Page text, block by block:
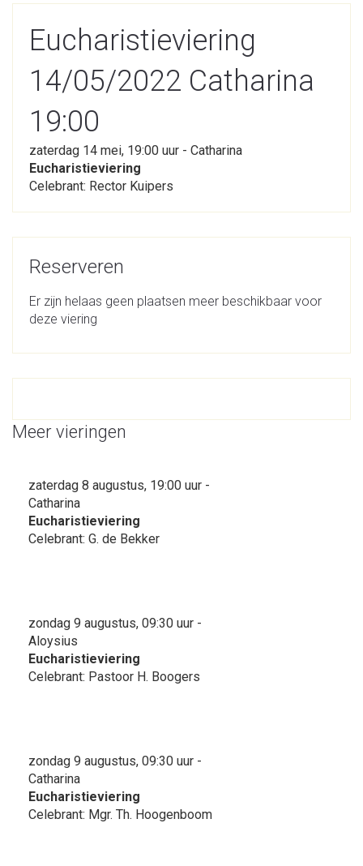
Eucharistieviering
14/05/2022 Catharina
19:00
zaterdag 14 mei, 19:00 uur - Catharina
Eucharistieviering
Celebrant: Rector Kuipers
Reserveren
Er zijn helaas geen plaatsen meer beschikbaar voor
deze viering
Meer vieringen
zaterdag 8 augustus, 19:00 uur -
Catharina
Eucharistieviering
Celebrant: G. de Bekker
zondag 9 augustus, 09:30 uur -
Aloysius
Eucharistieviering
Celebrant: Pastoor H. Boogers
zondag 9 augustus, 09:30 uur -
Catharina
Eucharistieviering
Celebrant: Mgr. Th. Hoogenboom